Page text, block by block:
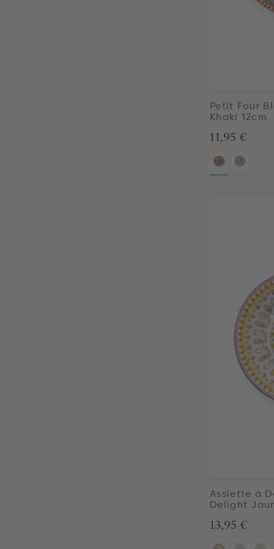
Petit Four
Khaki 12cm
11,95 €
Assiette à
Delight
13,95 €